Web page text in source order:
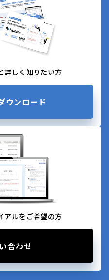
詳しく知りたい方
ウンロード
アルをご希望の方
合わせ